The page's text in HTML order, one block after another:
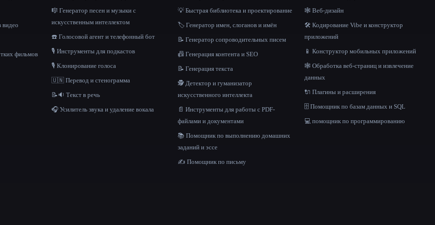
видео
фильмов
🎼 Генератор песен и музыки с
искусственным интеллектом
☎️ Голосовой агент и телефонный бот
🎙️ Инструменты для подкастов
🎙️ Клонирование голоса
🇺🇳 Перевод и стенограмма
📝🔉 Текст в речь
🎧 Усилитель звука и удаление вокала
💡 Быстрая библиотека и проектирование
🏷️ Генератор имен, слоганов и имён
📝 Генератор сопроводительных писем
📠 Генерация контента и SEO
📝 Генерация текста
🕵️ Детектор и гуманизатор
искусственного интеллекта
📄 Инструменты для работы с PDF-
файлами и документами
📚 Помощник по выполнению домашних
заданий и эссе
✍️ Помощник по письму
🕸 Веб-дизайн
🛠️ Кодирование Vibe и конструктор
приложений
📱 Конструктор мобильных приложений
🕸️ Обработка веб-страниц и извлечение
данных
🔌 Плагины и расширения
🗄️ Помощник по базам данных и SQL
💻 помощник по программированию